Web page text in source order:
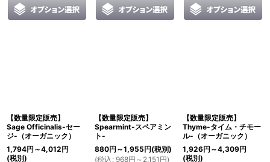
【数量限定販売】
Sage Officinalis-セー
ジ-（オーガニック）
1,794円 ～4,012円
(税別)
【数量限定販売】
Spearmint-スペアミン
ト-
880円 ～1,955円(税別)
(税込 : 968円 ～2,151 円)
【数量限定販売】
Thyme-タイム・チモー
ル-（オーガニック）
1,926円 ～4,309円
(税別)